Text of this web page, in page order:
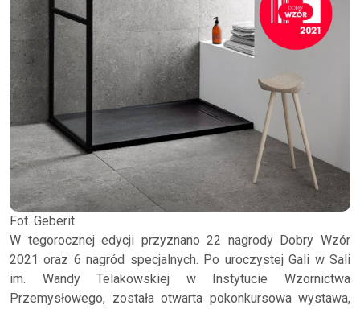
Fot. Geberit
W tegorocznej edycji przyznano 22 nagrody Dobry Wzór
2021 oraz 6 nagród specjalnych. Po uroczystej Gali w Sali
im. Wandy Telakowskiej w Instytucie Wzornictwa
Przemysłowego, została otwarta pokonkursowa wystawa,